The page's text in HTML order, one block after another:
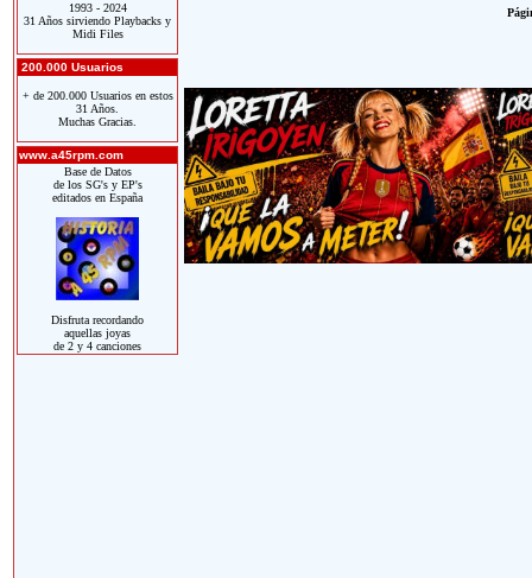
1993 - 2024
31 Años sirviendo Playbacks y
Midi Files
200.000 Usuarios
+ de 200.000 Usuarios en estos
31 Años.
Muchas Gracias.
www.a45rpm.com
Base de Datos
de los SG's y EP's
editados en España
Disfruta recordando
aquellas joyas
de 2 y 4 canciones